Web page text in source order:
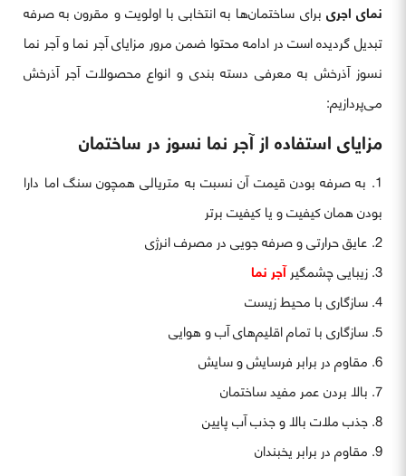
نمای اجریبرای ساختمان‌ها به انتخابی با اولویت و مقرون به صرفه
تبدیل گردیده است در ادامه محتوا ضمن مرور مزایای آجر نما و آجر نما
نسوز آذرخش به معرفی دسته بندی و انواع محصولات آجر آذرخش
می‌پردازیم:
مزایای استفاده از آجر نما نسوز در ساختمان
به صرفه بودن قیمت آن نسبت به متریالی همچون سنگ اما دارا
بودن همان کیفیت و یا کیفیت برتر
عایق حرارتی و صرفه جویی در مصرف انرژی
زیبایی چشمگیرآجر نما
سازگاری با محیط زیست
سازگاری با تمام اقلیم‌های آب و هوایی
مقاوم در برابر فرسایش و سایش
بالا بردن عمر مفید ساختمان
جذب ملات بالا و جذب آب پایین
مقاوم در برابر یخبندان